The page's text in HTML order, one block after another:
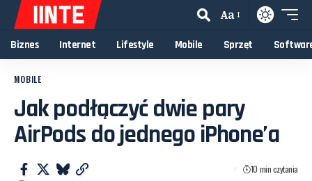
Aa
Biznes Internet Lifestyle Mobile Sprzęt
MOBILE
Jak podłączyć dwie pary
AirPods do jednego iPhone’a
10 min czytania